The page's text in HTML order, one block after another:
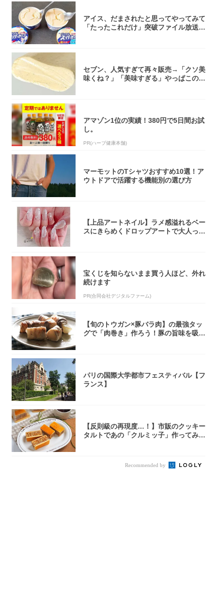
アイス、だまされたと思ってやってみて
「たったこれだけ」突破ファイル放送で
セブン、人気すぎて再々販売→「クソ美
味くね？」「美味すぎる」やっぱこのク
アマゾン1位の実績！380円で5日間お試
し。
PR(ハーブ健康本舗)
マーモットのTシャツおすすめ10選！ア
ウトドアで活躍する機能別の選び方
【上品アートネイル】ラメ感溢れるベー
スにきらめくドロップアートで大人っぽ
宝くじを知らないまま買う人ほど、外れ
続けます
PR(合同会社デジタルファーム)
【旬のトウガン×豚バラ肉】の最強タッ
グで「肉巻き」作ろう！豚の旨味を吸い
パリの国際大学都市フェスティバル【フ
ランス】
【反則級の再現度…！】市販のクッキー
タルトであの「クルミッ子」作ってみ
Recommended by